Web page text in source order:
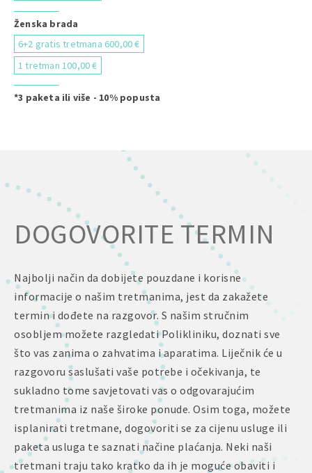
Ženska brada
6+2 gratis tretmana 600,00 €
1 tretman 100,00 €
*3 paketa ili više - 10% popusta
DOGOVORITE TERMIN
Najbolji način da dobijete pouzdane i korisne
informacije o našim tretmanima, jest da zakažete
termin i dođete na razgovor. S našim stručnim
osobljem možete razgledati Polikliniku, doznati sve
što vas zanima o zahvatima i aparatima. Liječnik će u
razgovoru saslušati vaše potrebe i očekivanja, te
sukladno tome savjetovati vas o odgovarajućim
tretmanima iz naše široke ponude. Osim toga, možete
isplanirati tretmane, dogovoriti se za cijenu usluge ili
paketa usluga te saznati načine plaćanja. Neki naši
tretmani traju tako kratko da ih je moguće obaviti i